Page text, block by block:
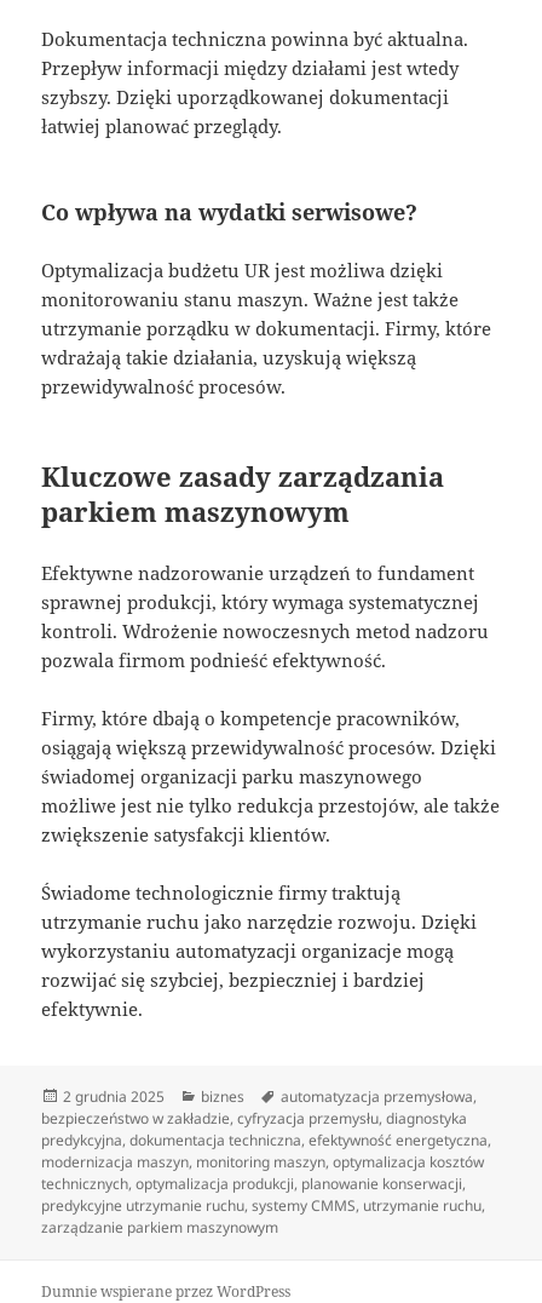
Dokumentacja techniczna powinna być aktualna.
Przepływ informacji między działami jest wtedy
szybszy. Dzięki uporządkowanej dokumentacji
łatwiej planować przeglądy.
Co wpływa na wydatki serwisowe?
Optymalizacja budżetu UR jest możliwa dzięki
monitorowaniu stanu maszyn. Ważne jest także
utrzymanie porządku w dokumentacji. Firmy, które
wdrażają takie działania, uzyskują większą
przewidywalność procesów.
Kluczowe zasady zarządzania
parkiem maszynowym
Efektywne nadzorowanie urządzeń to fundament
sprawnej produkcji, który wymaga systematycznej
kontroli. Wdrożenie nowoczesnych metod nadzoru
pozwala firmom podnieść efektywność.
Firmy, które dbają o kompetencje pracowników,
osiągają większą przewidywalność procesów. Dzięki
świadomej organizacji parku maszynowego
możliwe jest nie tylko redukcja przestojów, ale także
zwiększenie satysfakcji klientów.
Świadome technologicznie firmy traktują
utrzymanie ruchu jako narzędzie rozwoju. Dzięki
wykorzystaniu automatyzacji organizacje mogą
rozwijać się szybciej, bezpieczniej i bardziej
efektywnie.
Data
publikacji
2 grudnia 2025 Kategorie
biznes Tagi
automatyzacja przemysłowa,
bezpieczeństwo w zakładzie,cyfryzacja przemysłu,diagnostyka
predykcyjna,dokumentacja techniczna,efektywność energetyczna,
modernizacja maszyn, monitoring maszyn,optymalizacja kosztów
technicznych,optymalizacja produkcji, planowanie konserwacji,
predykcyjne utrzymanie ruchu,systemy CMMS, utrzymanie ruchu,
zarządzanie parkiem maszynowym
Dumnie wspierane przez WordPress